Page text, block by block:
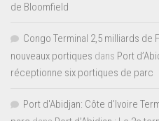
de Bloomfield
Congo Terminal 2,5 milliards de
nouveaux portiques dans Port
réceptionne six portiques de parc
Port d'Abidjan: Côte d’Ivoire